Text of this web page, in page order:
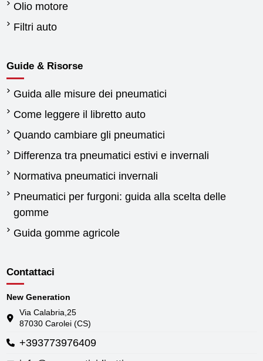
Olio motore
Filtri auto
Guide & Risorse
Guida alle misure dei pneumatici
Come leggere il libretto auto
Quando cambiare gli pneumatici
Differenza tra pneumatici estivi e invernali
Normativa pneumatici invernali
Pneumatici per furgoni: guida alla scelta delle
gomme
Guida gomme agricole
Contattaci
New Generation
Via Calabria,25
87030 Carolei (CS)
+393773976409